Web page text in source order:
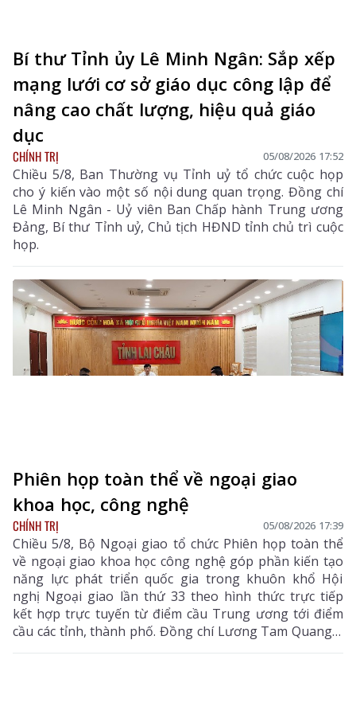
Bí thư Tỉnh ủy Lê Minh Ngân: Sắp xếp
mạng lưới cơ sở giáo dục công lập để
nâng cao chất lượng, hiệu quả giáo
dục
CHÍNH TRỊ 05/08/2026 17:52
Chiều 5/8, Ban Thường vụ Tỉnh uỷ tổ chức cuộc họp
cho ý kiến vào một số nội dung quan trọng. Đồng chí
Lê Minh Ngân - Uỷ viên Ban Chấp hành Trung ương
Đảng, Bí thư Tỉnh uỷ, Chủ tịch HĐND tỉnh chủ trì cuộc
họp.
Phiên họp toàn thể về ngoại giao
khoa học, công nghệ
CHÍNH TRỊ 05/08/2026 17:39
Chiều 5/8, Bộ Ngoại giao tổ chức Phiên họp toàn thể
về ngoại giao khoa học công nghệ góp phần kiến tạo
năng lực phát triển quốc gia trong khuôn khổ Hội
nghị Ngoại giao lần thứ 33 theo hình thức trực tiếp
kết hợp trực tuyến từ điểm cầu Trung ương tới điểm
cầu các tỉnh, thành phố. Đồng chí Lương Tam Quang –
Uỷ viên Bộ Chính trị, Bộ trưởng Bộ Công an, Phó